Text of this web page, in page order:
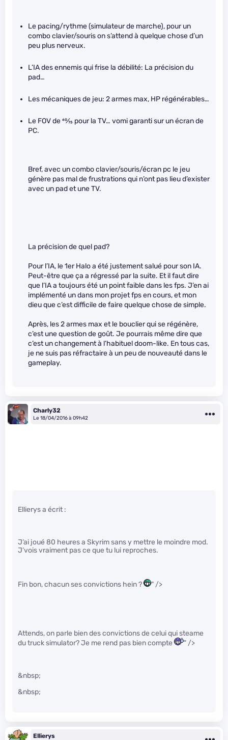
Le pacing/rythme (simulateur de marche), pour un
combo clavier/souris on s’attend à quelque chose d’un
peu plus nerveux.
L’IA des ennemis qui frise la débilité: La précision du
pad…
Les mécaniques de jeu: 2 armes max, HP régénérables…
Le FOV de60⁄75 pour la TV… vomi garanti sur un écran de
PC.
Bref, avec un combo clavier/souris/écran pc le jeu
génère pas mal de frustrations qui n’ont pas lieu d’exister
avec un pad et une TV.
La précision de quel pad?
Pour l’IA, le 1er Halo a été justement salué pour son IA.
Peut-être que ça a régressé par la suite. Et il faut dire
que l’IA a toujours été un point faible dans les fps. J’en ai
implémenté un dans mon projet fps en cours, et mon
dieu que c’est difficile de faire quelque chose de simple.
Après, les 2 armes max et le bouclier qui se régénère,
c’est une question de goût. Je pourrais même dire que
c’est un changement à l’habituel doom-like. En tous cas,
je ne suis pas réfractaire à un peu de nouveauté dans le
gameplay.
Charly32
Le 18/04/2016 à 09h42
Ellierys a écrit :
J’ai joué 80 heures a Skyrim sans y mettre le moindre mod.
J’vois vraiment pas ce que tu lui reproches.
Fin bon, chacun ses convictions hein ? " />
Attends, on parle bien des convictions de celui qui steame
du truck simulator? Je me rend pas bien compte
" />
&nbsp;
&nbsp;
Ellierys